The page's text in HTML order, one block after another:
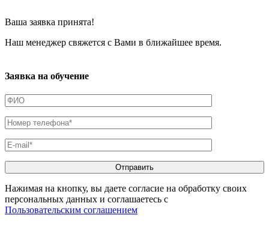
Ваша заявка принята!
Наш менеджер свяжется с Вами в ближайшее время.
Заявка на обучение
Нажимая на кнопку, вы даете согласие на обработку своих
персональных данных и соглашаетесь с
Пользовательским соглашением